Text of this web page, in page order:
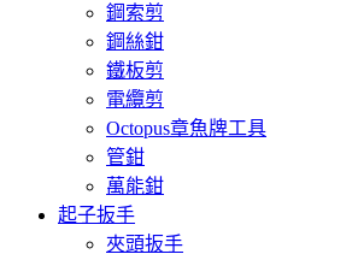
鋼索剪
鋼絲鉗
鐵板剪
電纜剪
Octopus章魚牌工具
管鉗
萬能鉗
起子扳手
夾頭扳手